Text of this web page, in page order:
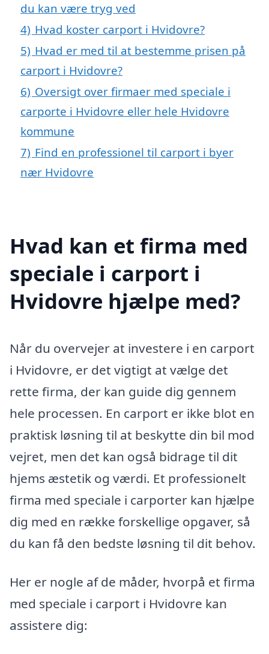
du kan være tryg ved
4) Hvad koster carport i Hvidovre?
5) Hvad er med til at bestemme prisen på
carport i Hvidovre?
6) Oversigt over firmaer med speciale i
carporte i Hvidovre eller hele Hvidovre
kommune
7) Find en professionel til carport i byer
nær Hvidovre
Hvad kan et firma med
speciale i carport i
Hvidovre hjælpe med?
Når du overvejer at investere i en carport
i Hvidovre, er det vigtigt at vælge det
rette firma, der kan guide dig gennem
hele processen. En carport er ikke blot en
praktisk løsning til at beskytte din bil mod
vejret, men det kan også bidrage til dit
hjems æstetik og værdi. Et professionelt
firma med speciale i carporter kan hjælpe
dig med en række forskellige opgaver, så
du kan få den bedste løsning til dit behov.
Her er nogle af de måder, hvorpå et firma
med speciale i carport i Hvidovre kan
assistere dig: